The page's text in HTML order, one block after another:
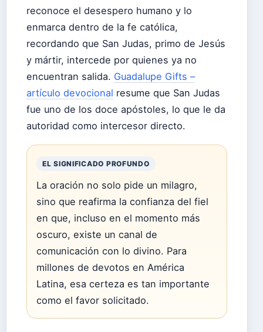
reconoce el desespero humano y lo
enmarca dentro de la fe católica,
recordando que San Judas, primo de Jesús
y mártir, intercede por quienes ya no
encuentran salida. Guadalupe Gifts –
artículo devocional resume que San Judas
fue uno de los doce apóstoles, lo que le da
autoridad como intercesor directo.
EL SIGNIFICADO PROFUNDO
La oración no solo pide un milagro,
sino que reafirma la confianza del fiel
en que, incluso en el momento más
oscuro, existe un canal de
comunicación con lo divino. Para
millones de devotos en América
Latina, esa certeza es tan importante
como el favor solicitado.